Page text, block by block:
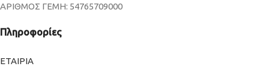
ΑΡΙΘΜΟΣ ΓΕΜΗ: 54765709000
Πληροφορίες
ΕΤΑΙΡΙΑ